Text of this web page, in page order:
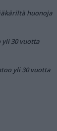
huonoja
yli 30 vuotta
yli 30 vuotta